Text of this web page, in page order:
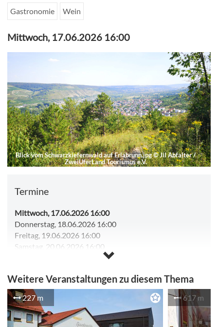
Gastronomie Wein
Mittwoch, 17.06.2026 16:00
Blick vom Schwarzkiefernwald auf Erlabrunn.jpg©Jil Abfalter /
ZweiUferLand Tourismus e.V.
1
Termine
Mittwoch, 17.06.2026 16:00
Donnerstag, 18.06.2026 16:00
Freitag, 19.06.2026 16:00
Samstag, 20.06.2026 16:00
Mittwoch, 24.06.2026 16:00
Freitag, 26.06.2026 16:00
Samstag, 27.06.2026 16:00
Mittwoch, 01.07.2026 16:00
Donnerstag, 02.07.2026 16:00
Weitere Veranstaltungen zu diesem Thema
227 m 617 m